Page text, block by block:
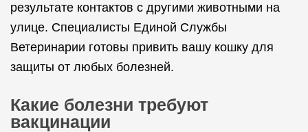
результате контактов с другими животными на
улице. Специалисты Единой Службы
Ветеринарии готовы привить вашу кошку для
защиты от любых болезней.
Какие болезни требуют
вакцинации